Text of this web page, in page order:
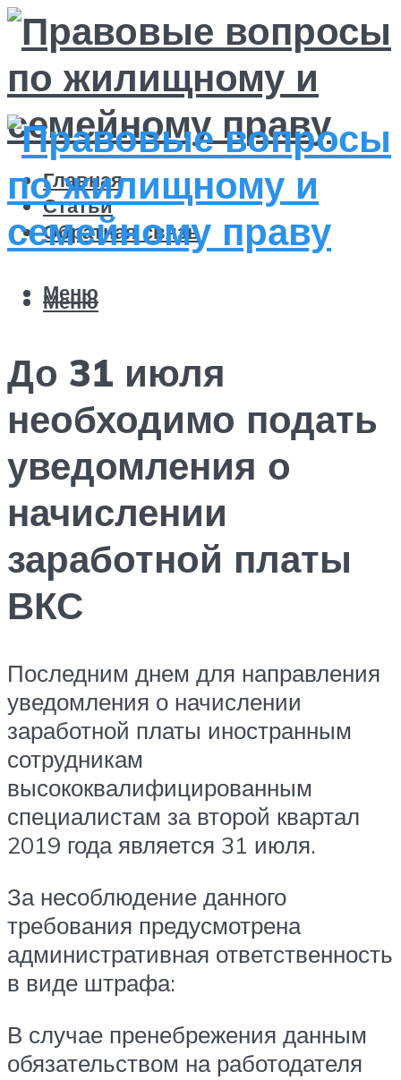
Главная
Статьи
Обратная связь
Меню
Меню
До 31 июля
необходимо подать
уведомления о
начислении
заработной платы
ВКС
Последним днем для направления
уведомления о начислении
заработной платы иностранным
сотрудникам
высококвалифицированным
специалистам за второй квартал
2019 года является 31 июля.
За несоблюдение данного
требования предусмотрена
административная ответственность
в виде штрафа:
В случае пренебрежения данным
обязательством на работодателя